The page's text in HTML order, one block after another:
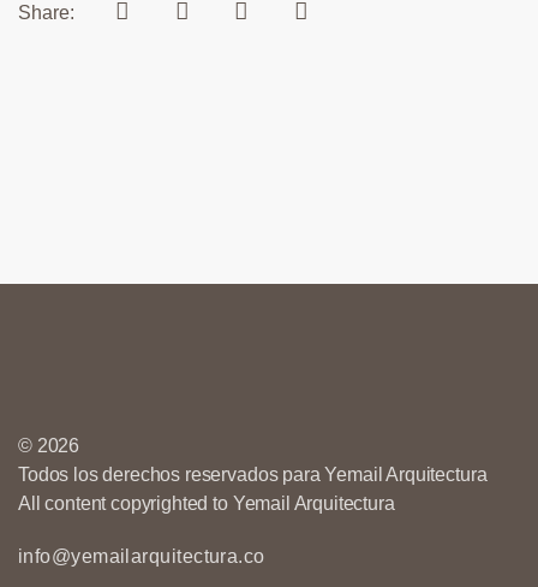
Share:
© 2026
Todos los derechos reservados para Yemail Arquitectura
All content copyrighted to Yemail Arquitectura
info@yemailarquitectura.co